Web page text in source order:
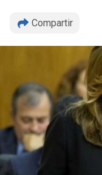
Compartir
Copiar